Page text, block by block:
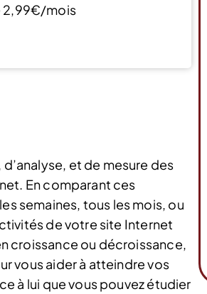
2,99€/mois
et de mesure des
En comparant ces
semaines, tous les mois, ou
de votre site Internet
croissance ou décroissance,
vous aider à atteindre vos
à lui que vous pouvez étudier